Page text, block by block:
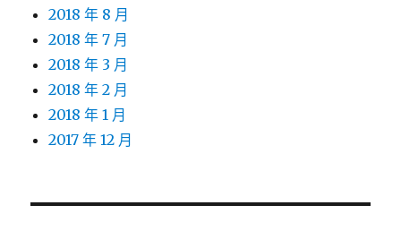
2018 年 8 月
2018 年 7 月
2018 年 3 月
2018 年 2 月
2018 年 1 月
2017 年 12 月